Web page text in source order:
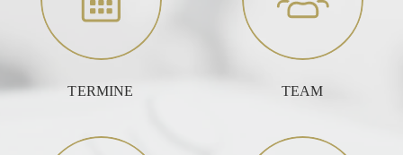
TERMINE TEAM